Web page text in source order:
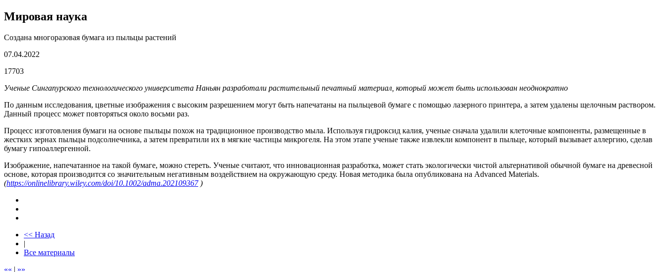
Мировая наука
Создана многоразовая бумага из пыльцы растений
07.04.2022
17703
Ученые Сингапурского технологического университета Наньян разработали растительный печатный материал, который может быть использован неоднократно
По данным исследования, цветные изображения с высоким разрешением могут быть напечатаны на пыльцевой бумаге с помощью лазерного принтера, а затем удалены щелочным раствором.
Данный процесс может повторяться около восьми раз.
Процесс изготовления бумаги на основе пыльцы похож на традиционное производство мыла. Используя гидроксид калия, ученые сначала удалили клеточные компоненты, размещенные в
жестких зернах пыльцы подсолнечника, а затем превратили их в мягкие частицы микрогеля. На этом этапе ученые также извлекли компонент в пыльце, который вызывает аллергию, сделав
бумагу гипоаллергенной.
Изображение, напечатанное на такой бумаге, можно стереть. Ученые считают, что инновационная разработка, может стать экологически чистой альтернативой обычной бумаге на древесной
основе, которая производится со значительным негативным воздействием на окружающую среду. Новая методика была опубликована на Advanced Materials.
(https://onlinelibrary.wiley.com/doi/10.1002/adma.202109367)
<< Назад
|
Все материалы
«« | »»